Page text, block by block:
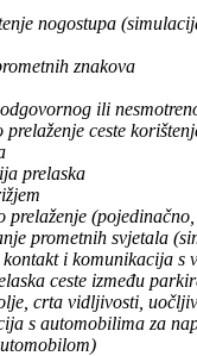
nogostupa
znakova
ili
ceste
prelaska
prelaženje
prometnih svjetala
i komunikacija s
ceste između
crta vidljivosti,
s automobilima za